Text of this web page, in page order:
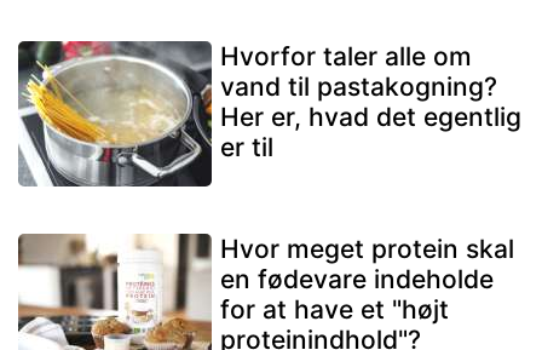
Hvorfor taler alle om
vand til pastakogning?
Her er, hvad det egentlig
er til
Hvor meget protein skal
en fødevare indeholde
for at have et "højt
proteinindhold"?